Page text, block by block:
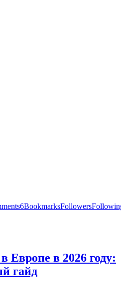
6BookmarksFollowers
Европе в 2026 году:
гайд